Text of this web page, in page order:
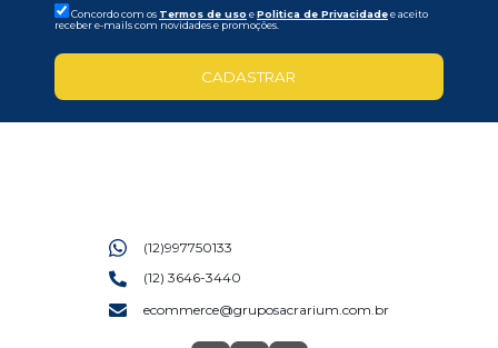
Concordo com os Termos de uso ePolitica de Privacidadee aceito
receber e-mails com novidades e promoções.
CADASTRAR
(12)997750133
(12) 3646-3440
ecommerce@gruposacrarium.com.br